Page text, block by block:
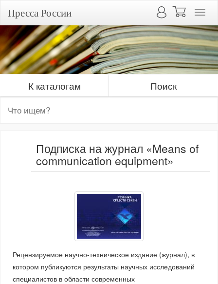
Пресса России
К каталогам Поиск
Подписка на журнал «Means of
communication equipment»
Рецензируемое научно-техническое издание (журнал), в
котором публикуются результаты научных исследований
специалистов в области современных